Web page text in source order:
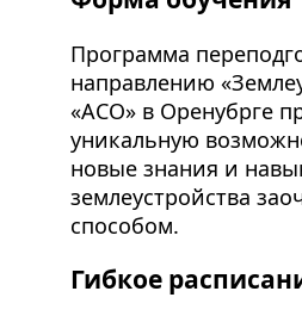
Программа
направлению
«АСО» в Оренубрге
уникальную
новые знания и
землеустройства
способом.
Гибкое